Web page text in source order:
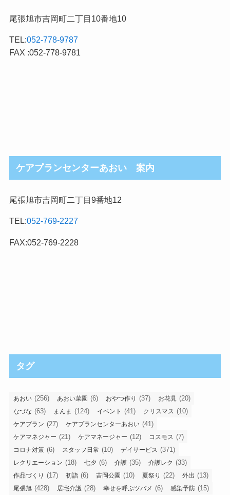
尾張旭市吉岡町二丁目10番地10
TEL:052-778-9787
FAX :052-778-9781
ケアプランセンターあおい 案内
尾張旭市吉岡町二丁目9番地12
TEL:052-769-2227
FAX:052-769-2228
タグ
あおい (256) あおい菜園 (6) おやつ作り (37) お花見 (20)
なづな (63) まんま (124) イベント (41) クリスマス (10)
ケアプラン (27) ケアプランセンターあおい (41)
ケアマネジャー (21) ケアマネージャー (12) コスモス (7)
コロナ対策 (6) スタッフ日常 (10) デイサービス (371)
レクリエーション (18) 七夕 (6) 介護 (35) 介護レク (33)
作品づくり (17) 初詣 (6) 吉岡公園 (10) 夏祭り (22) 外出 (13)
尾張旭 (428) 居宅介護 (28) 幸せを呼ぶツバメ (6) 感染予防 (15)